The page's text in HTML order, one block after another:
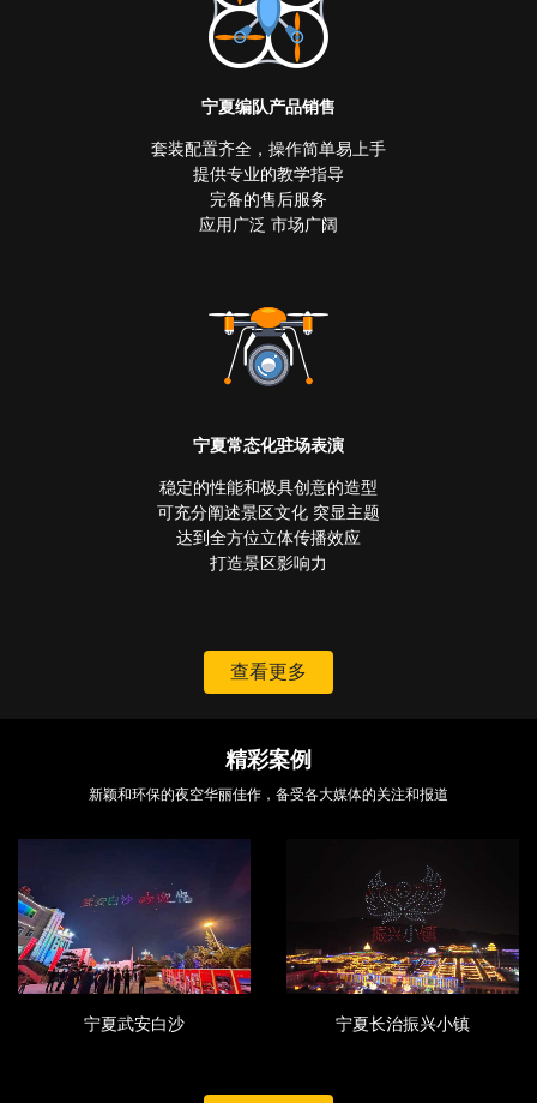
宁夏编队产品销售
套装配置齐全，操作简单易上手
提供专业的教学指导
完备的售后服务
应用广泛 市场广阔
宁夏常态化驻场表演
稳定的性能和极具创意的造型
可充分阐述景区文化 突显主题
达到全方位立体传播效应
打造景区影响力
查看更多
精彩案例
新颖和环保的夜空华丽佳作，备受各大媒体的关注和报道
宁夏武安白沙 宁夏长治振兴小镇